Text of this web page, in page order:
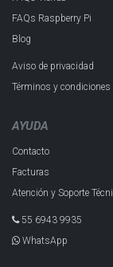
FAQs Raspberry Pi
Blog
Aviso de privacidad
Términos y condiciones
AYUDA
Contacto
Facturas
Atención y Soporte
55 6943 993​5
WhatsApp